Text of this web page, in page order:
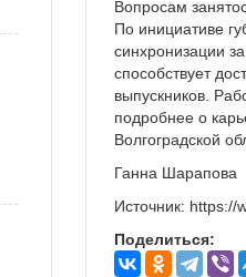
Вопросам
По инициативе
синхронизации
способствует
выпускников.
подробнее о
Волгоградской
Ганна Шарапова
Источник: https://
Поделиться: